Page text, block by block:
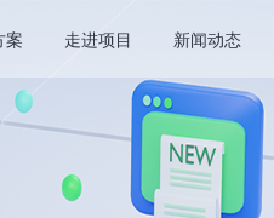
案 走进项目 新闻动态